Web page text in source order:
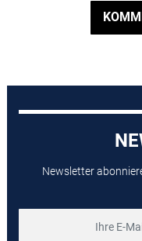
Newsletter